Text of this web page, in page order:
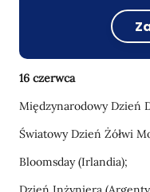
16 czerwca
Międzynarodowy Dzień
Światowy Dzień Żółwi
Bloomsday (Irlandia);